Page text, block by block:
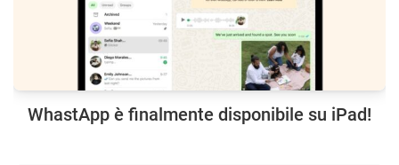
WhastApp è finalmente disponibile su iPad!